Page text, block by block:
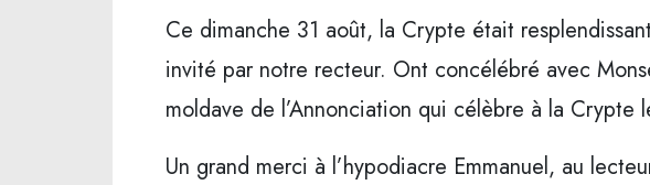
Ce dimanche 31 août, la Crypte était
invité par notre recteur. Ont concélébré avec
moldave de l’Annonciation qui célèbre à la Crypte
Un grand merci à l’hypodiacre Emmanuel, au